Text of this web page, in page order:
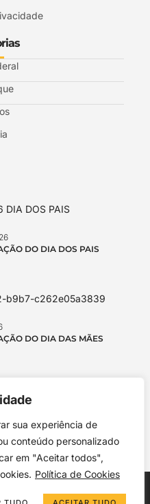
sua experiência de
conteúdo personalizado
em "Aceitar todos",
Política de Cookies
DO DIA DOS PAIS
DO DIA DAS MÃES
DIA DAS MÃES!
reservados. Desenvolvido